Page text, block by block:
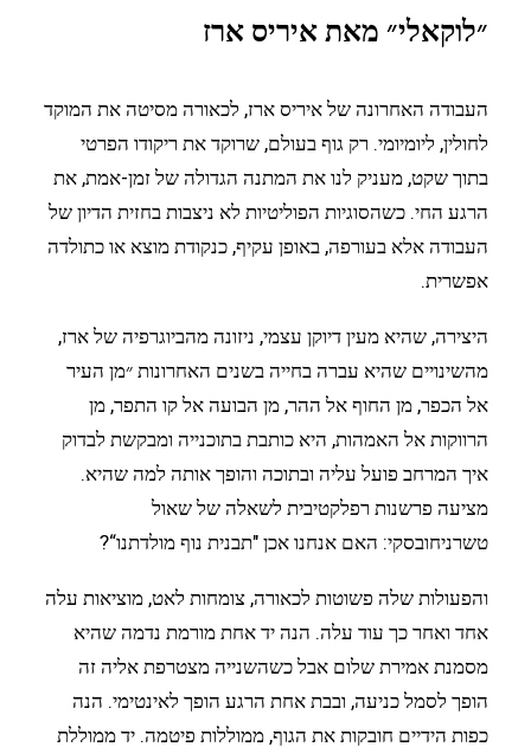
״לוקאלי״ מאת איריס ארז
העבודה האחרונה של איריס ארז, לכאורה מסיטה את המוקד
לחולין, ליומיומי. רק גוף בעולם, שרוקד את ריקודו הפרטי
בתוך שקט, מעניק לנו את המתנה הגדולה של זמן-אמת, את
הרגע החי. כשהסוגיות הפוליטיות לא ניצבות בחזית הדיון של
העבודה אלא בעורפה, באופן עקיף, כנקודת מוצא או כתולדה
אפשרית.
היצירה, שהיא מעין דיוקן עצמי, ניזונה מהביוגרפיה של ארז,
מהשינויים שהיא עברה בחייה בשנים האחרונות ״מן העיר
אל הכפר, מן החוף אל ההר, מן הבועה אל קו התפר, מן
הרווקות אל האמהות, היא כותבת בתוכנייה ומבקשת לבדוק
איך המרחב פועל עליה ובתוכה והופך אותה למה שהיא.
מציעה פרשנות רפלקטיבית לשאלה של שאול
טשרניחובסקי: האם אנחנו אכן "תבנית נוף מולדתנו“?
והפעולות שלה פשוטות לכאורה, צומחות לאט, מוציאות עלה
אחד ואחר כך עוד עלה. הנה יד אחת מורמת נדמה שהיא
מסמנת אמירת שלום אבל כשהשנייה מצטרפת אליה זה
הופך לסמל כניעה, ובבת אחת הרגע הופך לאינטימי. הנה
כפות הידיים חובקות את הגוף, ממוללות פיטמה. יד ממוללת